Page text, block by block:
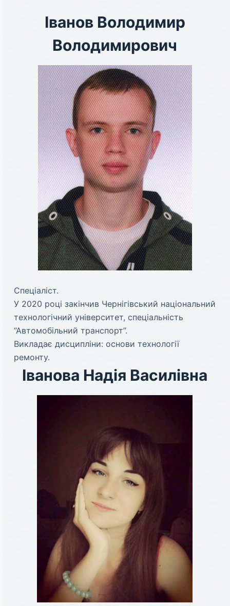
Іванов Володимир
Володимирович
Спеціаліст.
У 2020 році закінчив Чернігівський національний
технологічний університет, спеціальність
“Автомобільний транспорт”.
Викладає дисципліни: основи технології
ремонту.
Іванова Надія Василівна